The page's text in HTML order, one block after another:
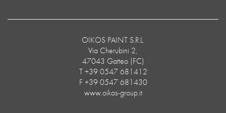
OIKOS PAINT S.R.L.
Via Cherubini 2,
47043 Gatteo (FC)
T +39 0547 681412
F +39 0547 681430
www.oikos-group.it